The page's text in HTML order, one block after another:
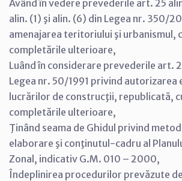
Având în vedere prevederile art. 25
alin. (1) şi alin. (6) din Legea nr. 350/
amenajarea teritoriului şi urbanismul,
completările ulterioare,
Luând în considerare prevederile art.
Legea nr. 50/1991 privind autorizarea
lucrărilor de construcţii, republicată,
completările ulterioare,
Ţinând seama de Ghidul privind
elaborare şi conţinutul-cadru al
Zonal, indicativ G.M. 010 – 2000,
Îndeplinirea procedurilor prevăzute